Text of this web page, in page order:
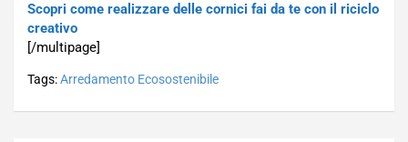
Scopri come realizzare delle cornici fai da te con il riciclo
creativo
[/multipage]
Tags:Arredamento Ecosostenibile